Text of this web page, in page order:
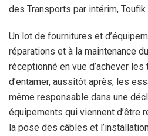
des Transports par intérim, Toufik
Un lot de fournitures et
réparations et à la maintenance
réceptionné en vue d’achever
d’entamer, aussitôt après, les
même responsable dans une
équipements qui viennent d’être
la pose des câbles et